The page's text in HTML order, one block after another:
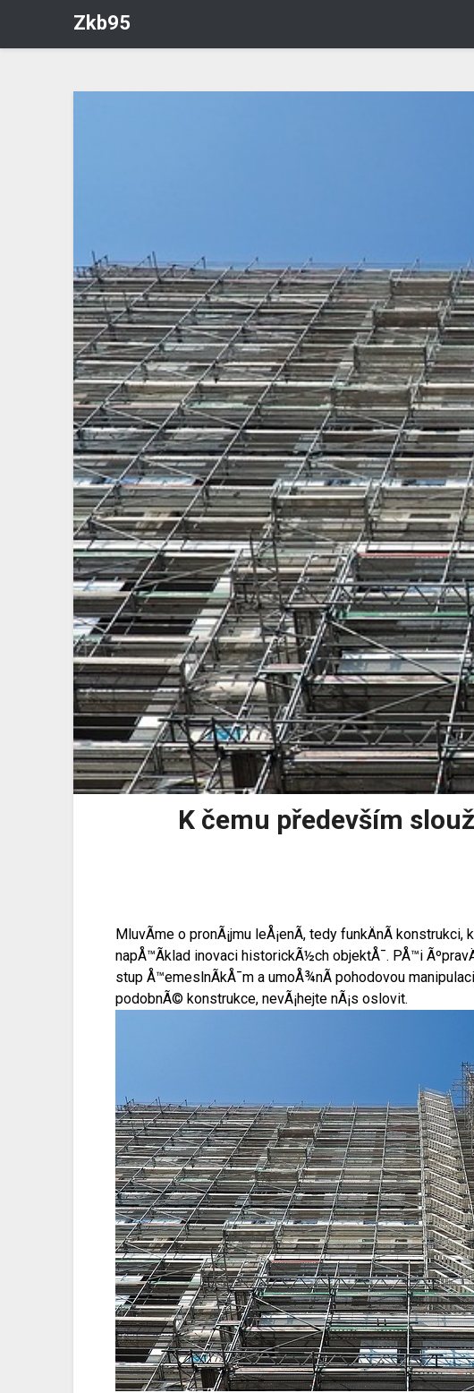
Zkb95
K čemu především
MluvÃ­me o pronÃ¡jmu leÅ¡enÃ­, tedy funkÄnÃ­
napÅ™Ã­klad inovaci historickÃ½ch objektÅ¯. PÅ™i
stup Å™emeslnÃ­kÅ¯m a umoÅ¾nÃ­ pohodovou
podobnÃ© konstrukce, nevÃ¡hejte nÃ¡s oslovit.